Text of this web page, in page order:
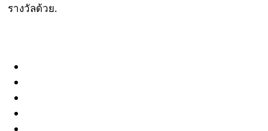
รางวัลด้วย.